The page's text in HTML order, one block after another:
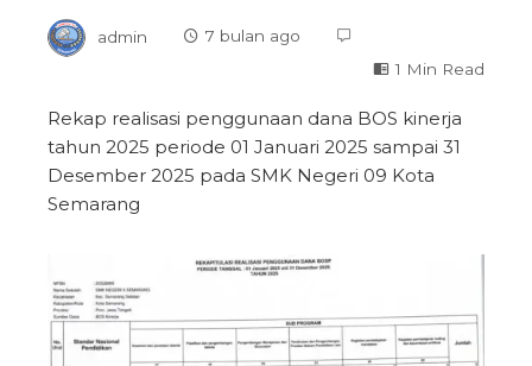
admin
7 bulan ago
1 Min Read
Rekap realisasi penggunaan dana BOS kinerja
tahun 2025 periode 01 Januari 2025 sampai 31
Desember 2025 pada SMK Negeri 09 Kota
Semarang